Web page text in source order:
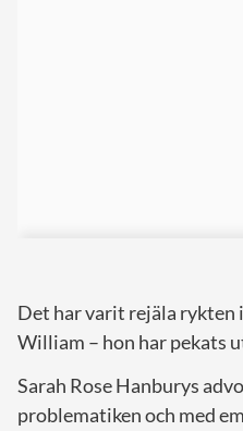
Det har varit rejäla rykten
William – hon har pekats
Sarah Rose Hanburys
problematiken och med